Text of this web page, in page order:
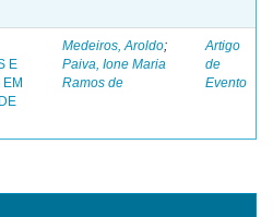
E
Medeiros, Aroldo;
Paiva, Ione Maria
Ramos de
Artigo
de
Evento